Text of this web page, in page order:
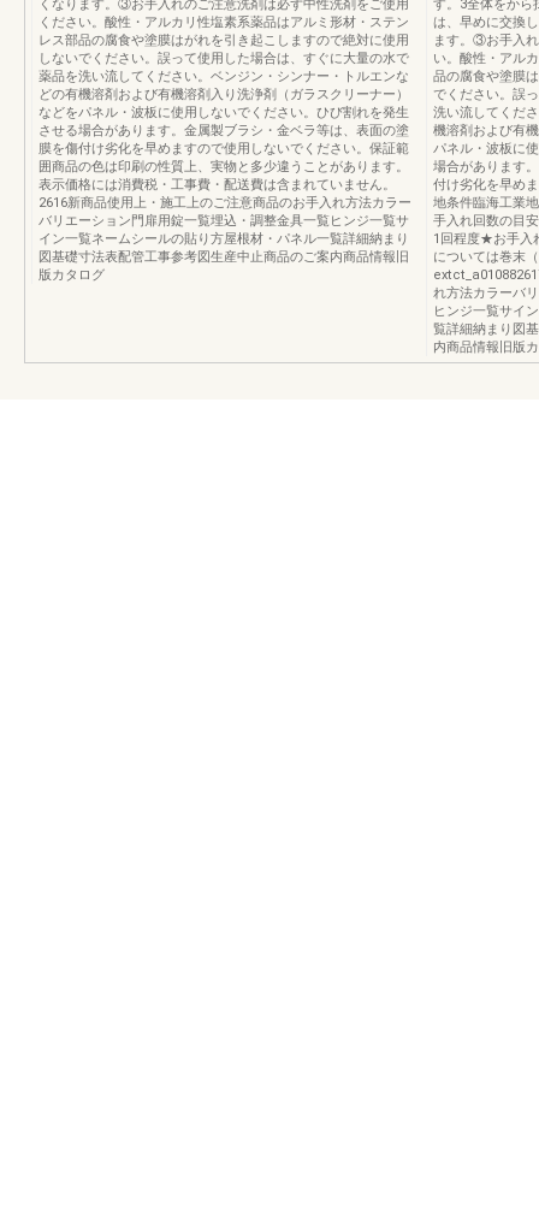
くなります。③お手入れのご注意洗剤は必ず中性洗剤をご使用
ください。酸性・アルカリ性塩素系薬品はアルミ形材・ステン
レス部品の腐食や塗膜はがれを引き起こしますので絶対に使用
しないでください。誤って使用した場合は、すぐに大量の水で
薬品を洗い流してください。ベンジン・シンナー・トルエンな
どの有機溶剤および有機溶剤入り洗浄剤（ガラスクリーナー）
などをパネル・波板に使用しないでください。ひび割れを発生
させる場合があります。金属製ブラシ・金ベラ等は、表面の塗
膜を傷付け劣化を早めますので使用しないでください。保証範
囲商品の色は印刷の性質上、実物と多少違うことがあります。
表示価格には消費税・工事費・配送費は含まれていません。
2616新商品使用上・施工上のご注意商品のお手入れ方法カラー
バリエーション門扉用錠一覧埋込・調整金具一覧ヒンジ一覧サ
イン一覧ネームシールの貼り方屋根材・パネル一覧詳細納まり
図基礎寸法表配管工事参考図生産中止商品のご案内商品情報旧
版カタログ
す。3全体をか
は、早めに交換
ます。③お手入
い。酸性・アル
品の腐食や塗膜
でください。誤
洗い流してくだ
機溶剤および有
パネル・波板に
場合があります
付け劣化を早め
地条件臨海工業
手入れ回数の目
1回程度★お手入
については巻末
れ方法カラーバ
ヒンジ一覧サイ
覧詳細納まり図
内商品情報旧版